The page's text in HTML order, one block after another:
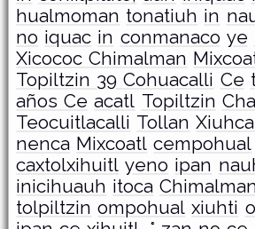
hualmoman tonatiuh in
no iquac in conmanaco ye
Xicococ Chimalman
Topiltzin 39 Cohuacalli Ce
añosCe acatl Topiltzin
Teocuitlacalli Tollan
nenca Mixcoatl cempohual
caxtolxihuitl yeno ipan
inicihuauh itoca
tolpiltzin ompohual xiuhti